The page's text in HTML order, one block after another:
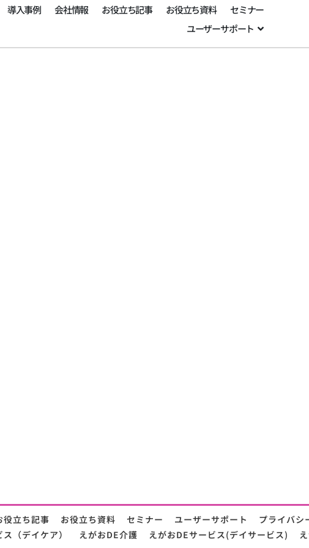
導入事例 会社情報 お役立ち記事 お役立ち資料
セミナー
ユーザーサポート
役立ち記事 お役立ち資料 セミナー ユーザーサポート
プライバシ
（デイケア） えがおDE介護 えがおDEサービス(デイサービス)